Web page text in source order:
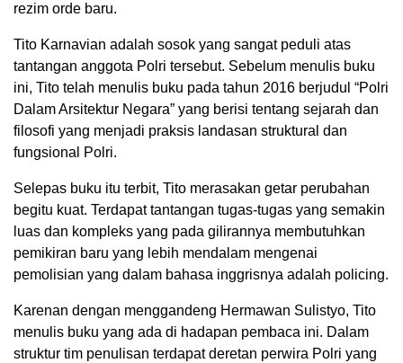
rezim orde baru.
Tito Karnavian adalah sosok yang sangat peduli atas
tantangan anggota Polri tersebut. Sebelum menulis buku
ini, Tito telah menulis buku pada tahun 2016 berjudul “Polri
Dalam Arsitektur Negara” yang berisi tentang sejarah dan
filosofi yang menjadi praksis landasan struktural dan
fungsional Polri.
Selepas buku itu terbit, Tito merasakan getar perubahan
begitu kuat. Terdapat tantangan tugas-tugas yang semakin
luas dan kompleks yang pada gilirannya membutuhkan
pemikiran baru yang lebih mendalam mengenai
pemolisian yang dalam bahasa inggrisnya adalah policing.
Karenan dengan menggandeng Hermawan Sulistyo, Tito
menulis buku yang ada di hadapan pembaca ini. Dalam
struktur tim penulisan terdapat deretan perwira Polri yang